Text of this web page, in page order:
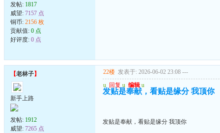
发帖: 1817
威望: 7157 点
铜币: 2156 枚
贡献值: 0 点
好评度: 0 点
【老林子】
新手上路
发帖: 1912
威望: 7265 点
22楼 发表于: 2026-06-02 23:08 ---
u 回复 u 编辑 u
发贴是奉献，看贴是缘分 我顶你
发贴是奉献，看贴是缘分 我顶你